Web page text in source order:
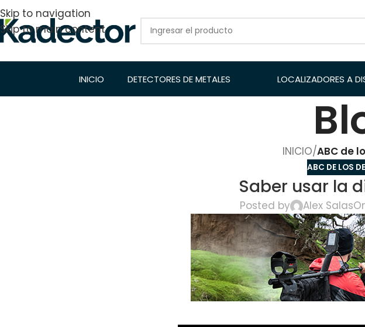
Skip to navigation
Skip to main content
INICIO DETECTORES DE METALES LOCALIZADORES A
INICIO/ABC de
ABC DE LOS
Saber usar la
Posted by Alex Salas